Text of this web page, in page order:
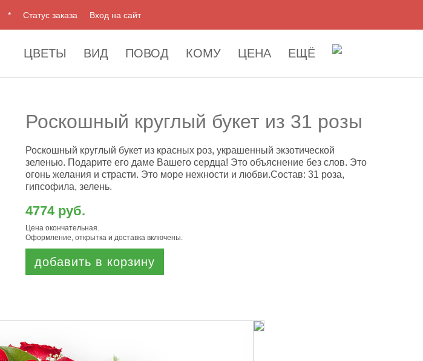
* Статус заказа Вход на сайт
ЦВЕТЫ ВИД ПОВОД КОМУ ЦЕНА ЕЩЁ
Роскошный круглый букет из 31 розы
Роскошный круглый букет из красных роз, украшенный экзотической
зеленью. Подарите его даме Вашего сердца! Это объяснение без слов. Это
огонь желания и страсти. Это море нежности и любви.Состав: 31 роза,
гипсофила, зелень.
4774 руб.
Цена окончательная.
Оформление, открытка и доставка включены.